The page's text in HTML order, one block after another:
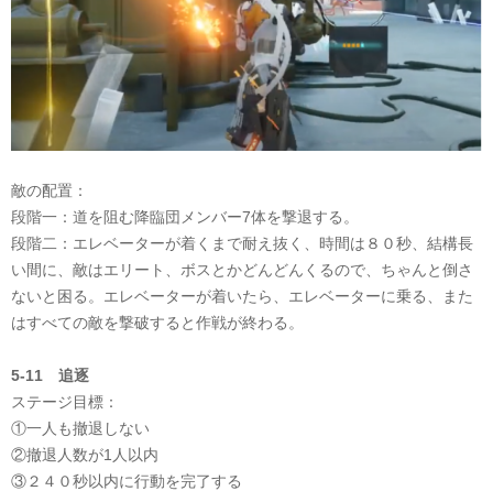
敵の配置：
段階一：道を阻む降臨団メンバー7体を撃退する。
段階二：エレベーターが着くまで耐え抜く、時間は８０秒、結構長
い間に、敵はエリート、ボスとかどんどんくるので、ちゃんと倒さ
ないと困る。エレベーターが着いたら、エレベーターに乗る、また
はすべての敵を撃破すると作戦が終わる。
5-11 追逐
ステージ目標：
①一人も撤退しない
②撤退人数が1人以内
③２４０秒以内に行動を完了する